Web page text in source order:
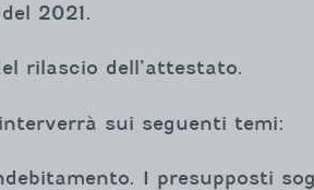
2021.
rilascio dell’attestato.
sui seguenti temi:
I presupposti